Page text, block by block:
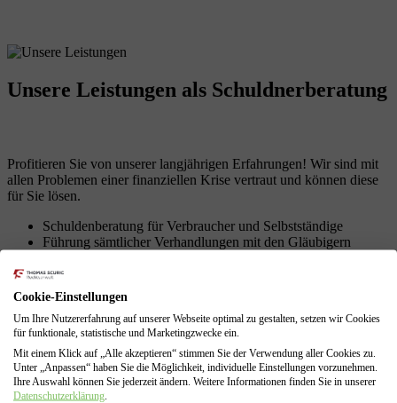
Unsere Leistungen als Schuldnerberatung
Profitieren Sie von unserer langjährigen Erfahrungen! Wir sind mit
allen Problemen einer finanziellen Krise vertraut und können diese
für Sie lösen.
Schuldenberatung für Verbraucher und Selbstständige
Führung sämtlicher Verhandlungen mit den Gläubigern
Insolvenzverfahrens
Insolvenzantragsstellung und Begleitung durch das
Insolvenzverfahren
Vertretung gegenüber dem Insolvenzgericht und dem
Insolvenzverwalter
Cookie-Einstellungen
Um Ihre Nutzererfahrung auf unserer Webseite optimal zu gestalten, setzen wir Cookies
für funktionale, statistische und Marketingzwecke ein.
Mit einem Klick auf „Alle akzeptieren“ stimmen Sie der Verwendung aller Cookies zu.
Unter „Anpassen“ haben Sie die Möglichkeit, individuelle Einstellungen vorzunehmen.
Ihre Auswahl können Sie jederzeit ändern. Weitere Informationen finden Sie in unserer
Datenschutzerklärung